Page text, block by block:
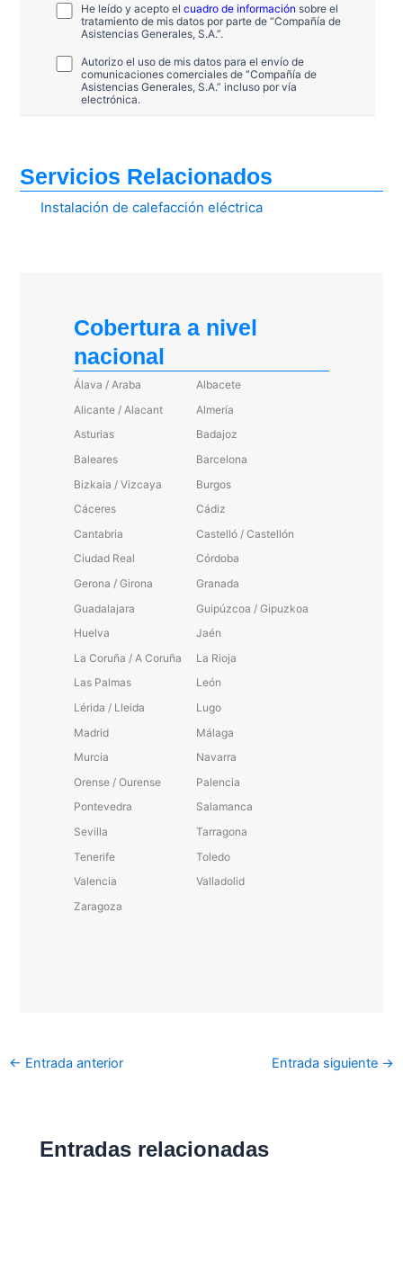
He leído y acepto elcuadro de información sobre el
tratamiento de mis datos por parte de “Compañía de
Asistencias Generales, S.A.”.
Autorizo el uso de mis datos para el envío de
comunicaciones comerciales de “Compañía de
Asistencias Generales, S.A.” incluso por vía
electrónica.
Servicios Relacionados
Instalación de calefacción eléctrica
Cobertura a nivel
nacional
Álava / Araba
Albacete
Alicante / Alacant
Almería
Asturias
Badajoz
Baleares
Barcelona
Bizkaia / Vizcaya
Burgos
Cáceres
Cádiz
Cantabria
Castelló / Castellón
Ciudad Real
Córdoba
Gerona / Girona
Granada
Guadalajara
Guipúzcoa / Gipuzkoa
Huelva
Jaén
La Coruña / A Coruña
La Rioja
Las Palmas
León
Lérida / Lleida
Lugo
Madrid
Málaga
Murcia
Navarra
Orense / Ourense
Palencia
Pontevedra
Salamanca
Sevilla
Tarragona
Tenerife
Toledo
Valencia
Valladolid
Zaragoza
← Entrada anterior Entrada siguiente →
Entradas relacionadas